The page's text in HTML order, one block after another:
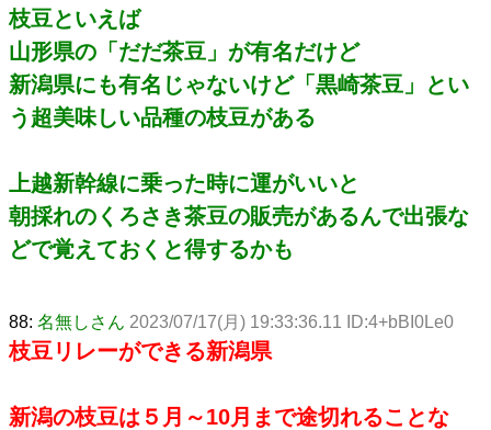
枝豆といえば
山形県の「だだ茶豆」が有名だけど
新潟県にも有名じゃないけど「黒崎茶豆」とい
う超美味しい品種の枝豆がある
上越新幹線に乗った時に運がいいと
朝採れのくろさき茶豆の販売があるんで出張な
どで覚えておくと得するかも
88: 名無しさん 2023/07/17(月) 19:33:36.11 ID:4+bBI0Le0
枝豆リレーができる新潟県
新潟の枝豆は５月～10月まで途切れることな